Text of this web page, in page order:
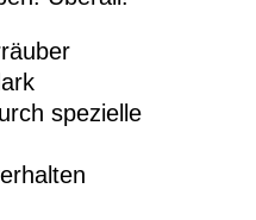
spezielle